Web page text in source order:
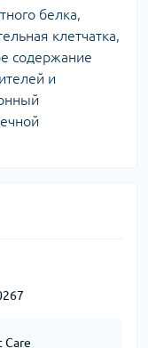
белка,
клетчатка,
содержание
и
Care